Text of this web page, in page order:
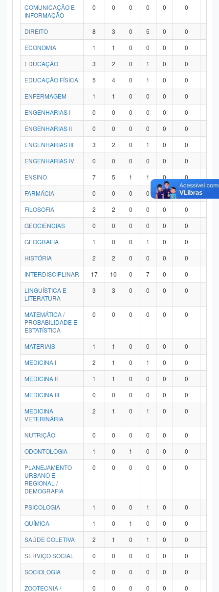
COMUNICAÇÃO E
INFORMAÇÃO
0 0 0 0 0 0
DIREITO 8 3 0 5 0 0
ECONOMIA
1 1 0 0 0 0
EDUCAÇÃO
3 2 0 1 0 0
EDUCAÇÃO FÍSICA
5 4 0 1 0 0
ENFERMAGEM
1 1 0 0 0 0
ENGENHARIAS I
0 0 0 0 0 0
ENGENHARIAS II
0 0 0 0 0 0
ENGENHARIAS III
3 2 0 1 0 0
ENGENHARIAS IV
0 0 0 0 0 0
ENSINO
7 5 1 1 0 0
FARMÁCIA
0 0 0 0 0 0
FILOSOFIA
2 2 0 0 0 0
GEOCIÊNCIAS
0 0 0 0 0 0
GEOGRAFIA
1 0 0 1 0 0
HISTÓRIA
2 2 0 0 0 0
INTERDISCIPLINAR
17 10 0 7 0 0
LINGUÍSTICA E
LITERATURA
3 3 0 0 0 0
MATEMÁTICA /
PROBABILIDADE E
ESTATÍSTICA
0 0 0 0 0 0
MATERIAIS 1 1 0 0 0 0
MEDICINA I
2 1 0 1 0 0
MEDICINA II
1 1 0 0 0 0
MEDICINA III
0 0 0 0 0 0
MEDICINA
VETERINÁRIA
2 1 0 1 0 0
NUTRIÇÃO 0 0 0 0 0 0
ODONTOLOGIA
1 0 1 0 0 0
PLANEJAMENTO
URBANO E
REGIONAL /
DEMOGRAFIA
0 0 0 0 0 0
PSICOLOGIA 1 0 0 1 0 0
QUÍMICA
1 0 1 0 0 0
SAÚDE COLETIVA
2 1 0 1 0 0
SERVIÇO SOCIAL
0 0 0 0 0 0
SOCIOLOGIA
0 0 0 0 0 0
ZOOTECNIA /
0 0 0 0 0 0